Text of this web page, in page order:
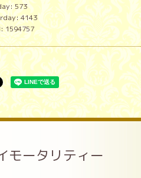
573
4143
1594757
ータリティー